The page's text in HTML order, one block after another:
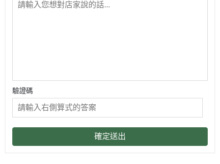
驗證碼
確定送出